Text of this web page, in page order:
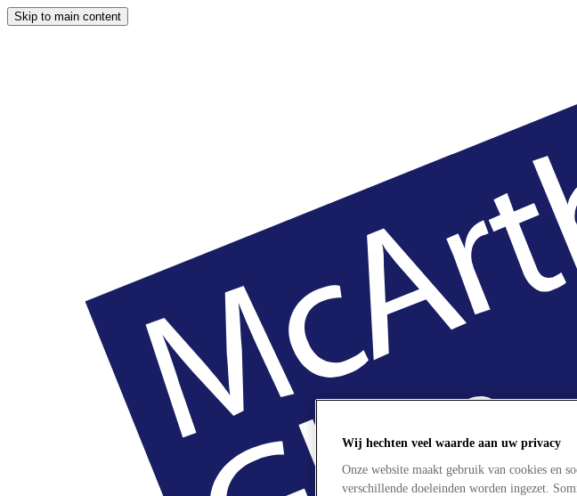
Skip to main content
Wij hechten veel waarde aan uw privacy
Onze website maakt gebruik van cookies en
verschillende doeleinden worden ingezet.